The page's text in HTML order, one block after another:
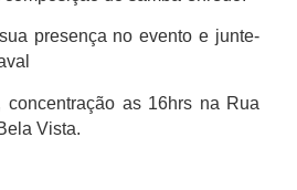
presença no evento e junte-
concentração as 16hrs na Rua
Vista.